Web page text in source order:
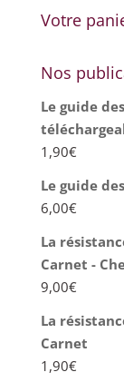
Votre
Nos
Le guide
1,90€
Le guide
6,00€
La
Carnet -
9,00€
La
Carnet
1,90€